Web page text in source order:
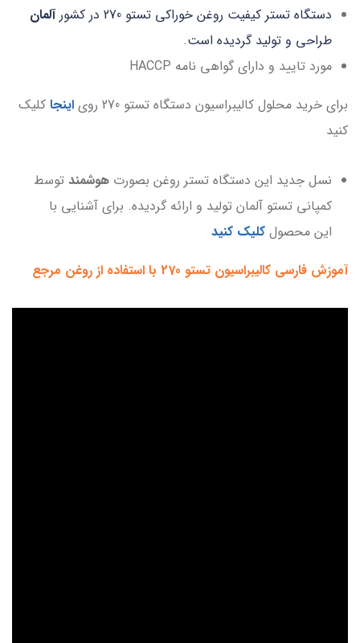
دستگاه تستر کیفیت روغن خوراکی تستو 270 در کشور
آلمان
طراحی و تولید گردیده است.
مورد تایید و دارای گواهی نامه HACCP
برای خرید محلول کالیبراسیون دستگاه تستو 270 روی
اینجا کلیک
کنید
نسل جدید این دستگاه تستر روغن بصورت هوشمند توسط
کمپانی تستو آلمان تولید و ارائه گردیده. برای آشنایی با
این محصول کلیک کنید
آموزش فارسی کالیبراسیون تستو 270 با استفاده از روغن مرجع